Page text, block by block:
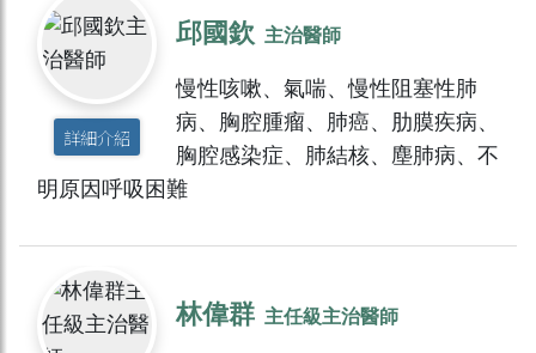
詳細介紹
邱國欽 主治醫師
慢性咳嗽、氣喘、慢性阻塞性肺
病、胸腔腫瘤、肺癌、肋膜疾病、
胸腔感染症、肺結核、塵肺病、不
明原因呼吸困難
林偉群 主任級主治醫師